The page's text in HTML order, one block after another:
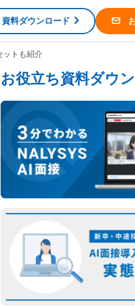
資料ダウンロード
ットも紹介
お役立ち資料ダウ